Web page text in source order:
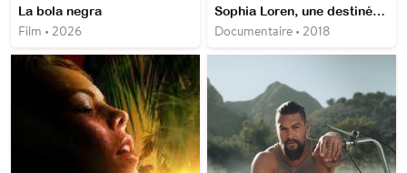
La bola negra
Film • 2026
Sophia Loren, une destinée particulière
Documentaire • 2018